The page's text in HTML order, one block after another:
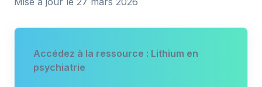
Accédez à la ressource : Lithium en
psychiatrie